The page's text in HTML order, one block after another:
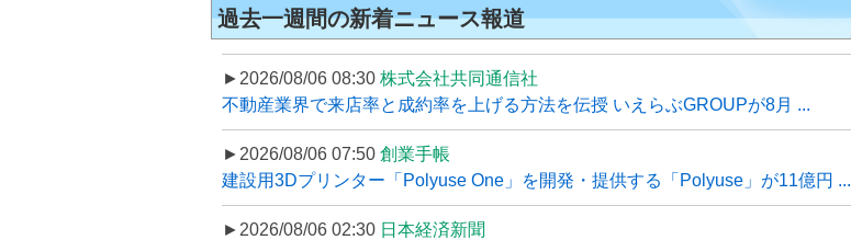
過去一週間の新着ニュース報道
►2026/08/06 08:30 株式会社共同通信社
不動産業界で来店率と成約率を上げる方法を伝授 いえらぶGROUPが8月 ...
►2026/08/06 07:50 創業手帳
建設用3Dプリンター「Polyuse One」を開発・提供する「Polyuse」が11億円 ...
►2026/08/06 02:30 日本経済新聞